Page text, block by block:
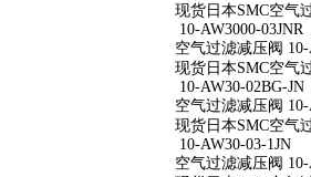
现货日本SMC空气
10-AW3000-03JNR
空气过滤减压阀 10-
现货日本SMC空气
10-AW30-02BG-JN
空气过滤减压阀 10-
现货日本SMC空气
10-AW30-03-1JN
空气过滤减压阀 10-